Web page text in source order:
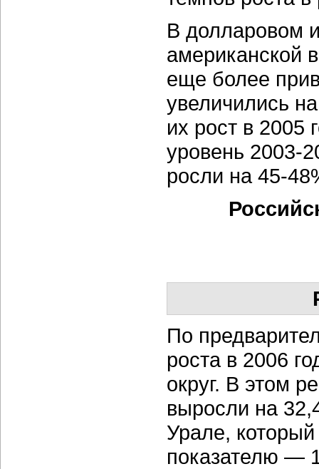
В долларовом
американской
еще более
увеличились
их рост в 2005
уровень 2003-
росли на 45-
По
роста в 2006
округ. В этом
выросли на
Урале,
показателю —